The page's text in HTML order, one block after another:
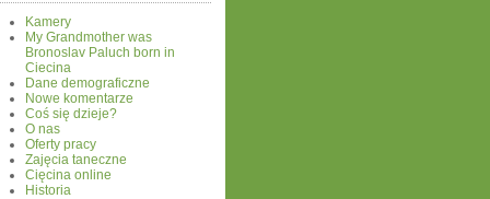
Kamery
My Grandmother was
Bronoslav Paluch born in
Ciecina
Dane demograficzne
Nowe komentarze
Coś się dzieje?
O nas
Oferty pracy
Zajęcia taneczne
Cięcina online
Historia